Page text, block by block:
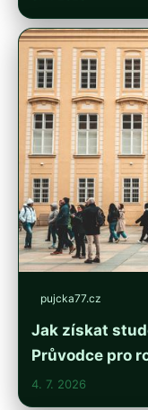
pujcka77.cz
Jak získat
Průvodce pro
4. 7. 2026